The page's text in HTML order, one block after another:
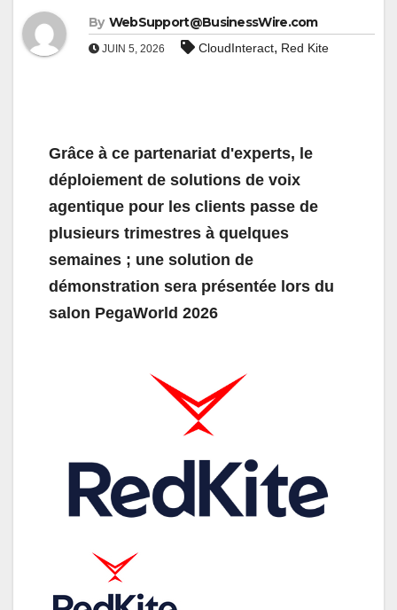
By WebSupport@BusinessWire.com
JUIN 5, 2026 CloudInteract, Red Kite
Grâce à ce partenariat d'experts, le
déploiement de solutions de voix
agentique pour les clients passe de
plusieurs trimestres à quelques
semaines ; une solution de
démonstration sera présentée lors du
salon PegaWorld 2026